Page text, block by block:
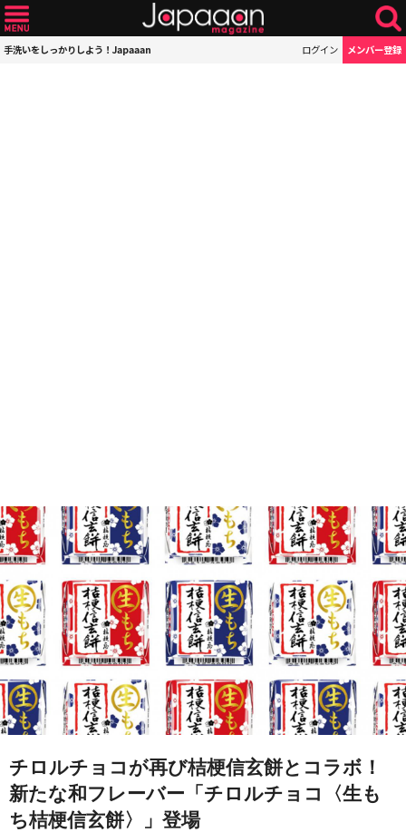
手洗いをしっかりしよう！Japaaan ログイン メンバー登録
チロルチョコが再び桔梗信玄餅とコラボ！
新たな和フレーバー「チロルチョコ〈生も
ち桔梗信玄餅〉」登場